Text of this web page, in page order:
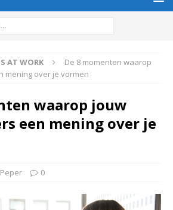
AT WORK
De 8 momenten waarop
mening over je vormen
waarop jouw
een mening over je
0